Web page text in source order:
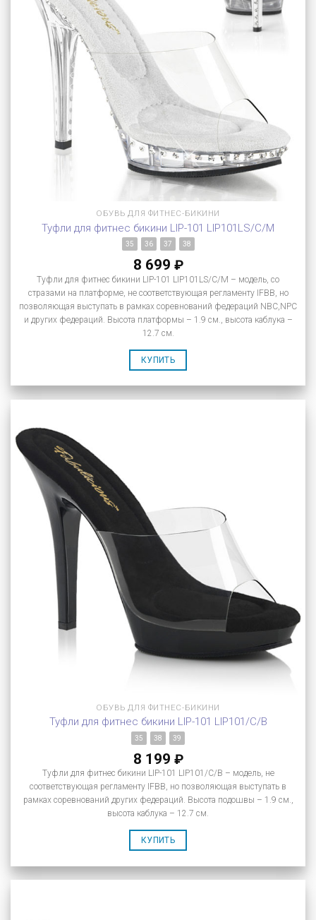
ОБУВЬ ДЛЯ ФИТНЕС-БИКИНИ
Туфли для фитнес бикини LIP-101 LIP101LS/C/M
35 36 37 38
8 699 ₽
Туфли для фитнес бикини LIP-101 LIP101LS/C/M – модель, со
стразами на платформе, не соответствующая регламенту IFBB, но
позволяющая выступать в рамках соревнований федераций NBC,NPC
и других федераций. Высота платформы – 1.9 см., высота каблука –
12.7 см.
КУПИТЬ
ОБУВЬ ДЛЯ ФИТНЕС-БИКИНИ
Туфли для фитнес бикини LIP-101 LIP101/C/B
35 38 39
8 199 ₽
Туфли для фитнес бикини LIP-101 LIP101/C/B – модель, не
соответствующая регламенту IFBB, но позволяющая выступать в
рамках соревнований других федераций. Высота подошвы – 1.9 см.,
высота каблука – 12.7 см.
КУПИТЬ